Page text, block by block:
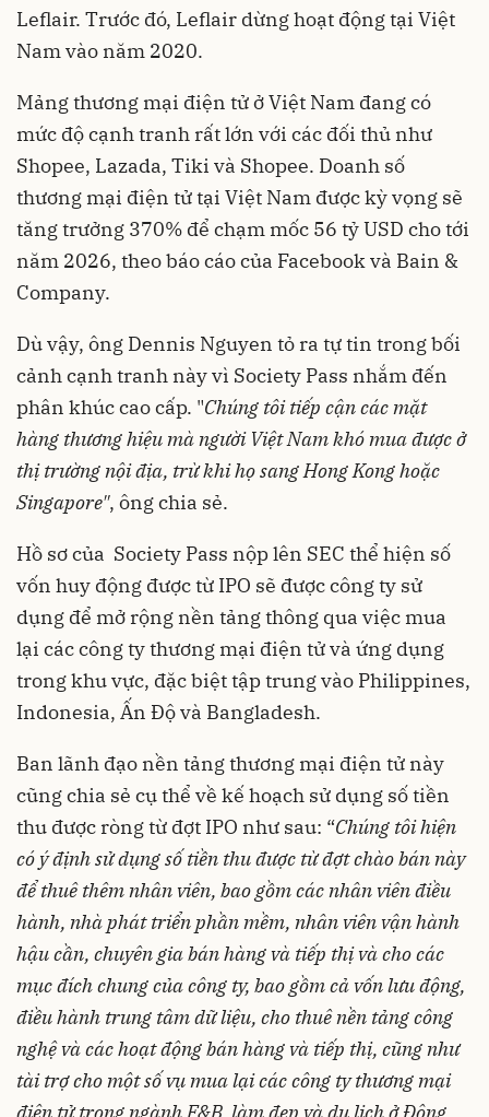
Leflair. Trước đó, Leflair dừng hoạt động tại Việt
Nam vào năm 2020.
Mảngthương mại điện tửở Việt Nam đang có
mức độ cạnh tranh rất lớn với các đối thủ như
Shopee, Lazada, Tiki và Shopee. Doanh số
thương mại điện tử tại Việt Nam được kỳ vọng sẽ
tăng trưởng 370% để chạm mốc 56 tỷ USD cho tới
năm 2026, theo báo cáo của Facebook và Bain &
Company.
Dù vậy, ông Dennis Nguyen tỏ ra tự tin trong bối
cảnh cạnh tranh này vì Society Pass nhắm đến
phân khúc cao cấp. "Chúng tôi tiếp cận các mặt
hàng thương hiệu mà người Việt Nam khó mua được ở
thị trường nội địa, trừ khi họ sang Hong Kong hoặc
Singapore", ông chia sẻ.
Hồ sơ của Society Pass nộp lên SEC thể hiện số
vốn huy động được từ IPO sẽ được công ty sử
dụng để mở rộng nền tảng thông qua việc mua
lại các công ty thương mại điện tử và ứng dụng
trong khu vực, đặc biệt tập trung vào Philippines,
Indonesia, Ấn Độ và Bangladesh.
Ban lãnh đạo nền tảng thương mại điện tử này
cũng chia sẻ cụ thể về kế hoạch sử dụng số tiền
thu được ròng từ đợt IPO như sau: “Chúng tôi hiện
có ý định sử dụng số tiền thu được từ đợt chào bán này
để thuê thêm nhân viên, bao gồm các nhân viên điều
hành, nhà phát triển phần mềm, nhân viên vận hành
hậu cần, chuyên gia bán hàng và tiếp thị và cho các
mục đích chung của công ty, bao gồm cả vốn lưu động,
điều hành trung tâm dữ liệu, cho thuê nền tảng công
nghệ và các hoạt động bán hàng và tiếp thị, cũng như
tài trợ cho một số vụ mua lại các công ty thương mại